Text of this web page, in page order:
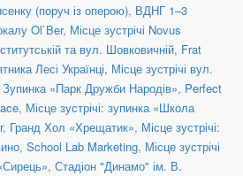
(поруч із оперою), ВДНГ 1–3
Ol`Ber, Місце зустрічі Novus
та вул. Шовковичній, Frat
Лесі Українці, Місце зустрічі вул.
Зупинка «Парк Дружби Народів», Perfect
, Місце зустрічі: зупинка «Школа
, Гранд Хол «Хрещатик», Місце зустрічі:
, School Lab Marketing, Місце зустрічі
, Стадіон "Динамо" ім. В.